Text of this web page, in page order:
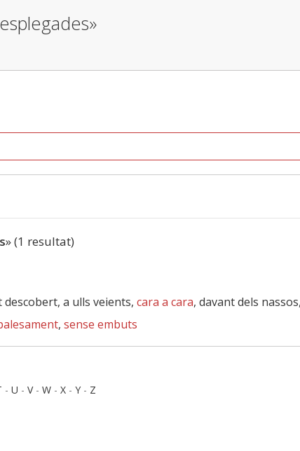
» (1 resultat)
a ulls veients, cara a cara, davant dels
, sense embuts
- U - V- W - X - Y - Z